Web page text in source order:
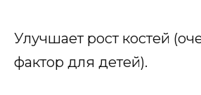
Улучшает рост костей
фактор для детей).